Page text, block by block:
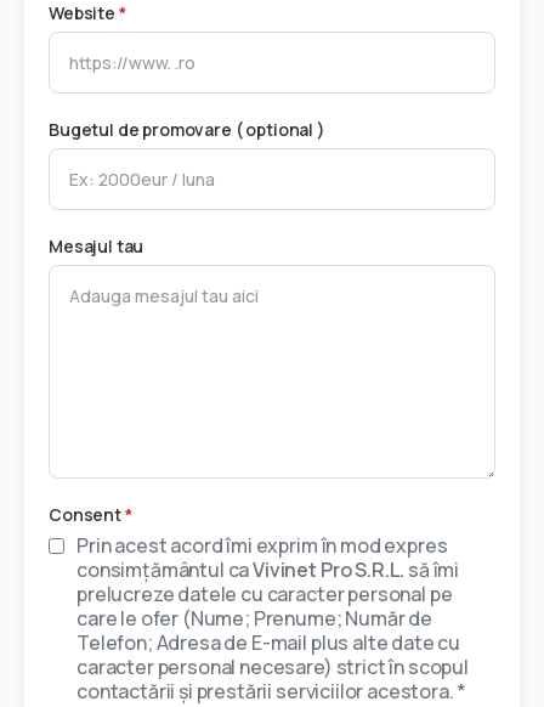
Website *
Bugetul de promovare ( optional )
Mesajul tau
Consent*
Prin acest acord îmi exprim în mod expres
consimțământul caVivinet Pro S.R.L. să îmi
prelucreze datele cu caracter personal pe
care le ofer (Nume; Prenume; Număr de
Telefon; Adresa de E-mail plus alte date cu
caracter personal necesare) strict în scopul
contactării și prestării serviciilor acestora. *